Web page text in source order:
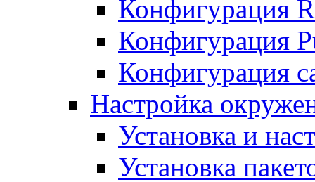
Конфигурация
Конфигурация
Конфигурация
Настройка
Установка и
Установка